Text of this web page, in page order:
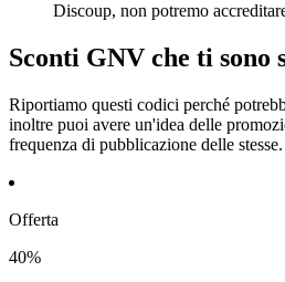
Discoup, non potremo
Sconti GNV che ti sono
Riportiamo questi codici perché
inoltre puoi avere un'idea delle
frequenza di pubblicazione delle stesse.
Offerta
40%